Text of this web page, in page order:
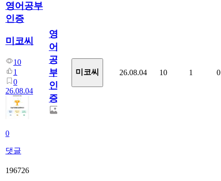
영어공부
인증
미코씨
10
1
0
26.08.04
0
댓글
영
어
공
부
인
증
미코씨 26.08.04 10 1 0
196726